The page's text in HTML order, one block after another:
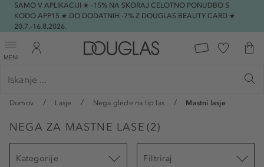
SAMO V APLIKACIJI ★ -15% NA SKORAJ CELOTNO PONUDBO S
KODO APP15 ★ DO DODATNIH -7% Z DOUGLAS BEAUTY CARD ★
20.7.-16.8.2026.
MENI
Domov Lasje Nega glede na tip las Mastni lasje
NEGA ZA MASTNE LASE (2)
Kategorije Filtriraj